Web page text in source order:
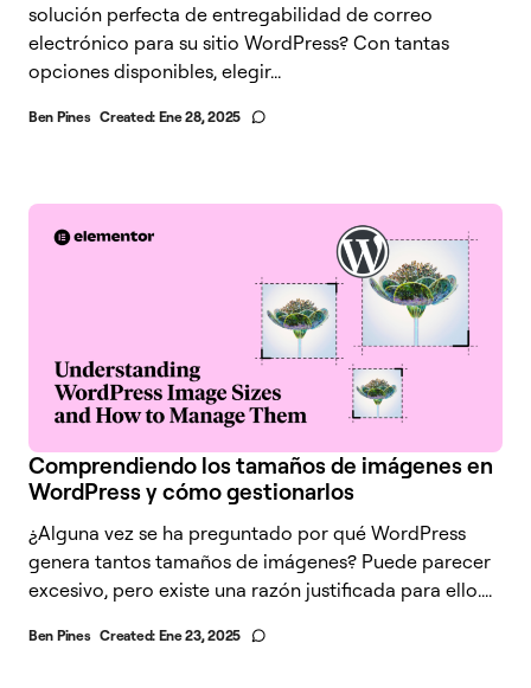
solución perfecta de entregabilidad de correo
electrónico para su sitio WordPress? Con tantas
opciones disponibles, elegir...
Ben Pines Created: Ene 28, 2025
Comprendiendo los tamaños de imágenes en
WordPress y cómo gestionarlos
¿Alguna vez se ha preguntado por qué WordPress
genera tantos tamaños de imágenes? Puede parecer
excesivo, pero existe una razón justificada para ello....
Ben Pines Created: Ene 23, 2025